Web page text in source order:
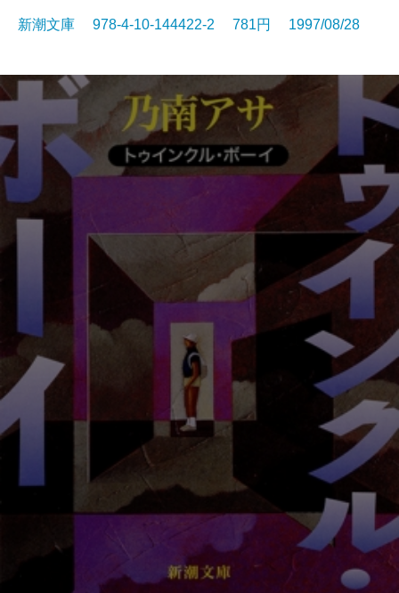
新潮文庫 978-4-10-144422-2 781円 1997/08/28